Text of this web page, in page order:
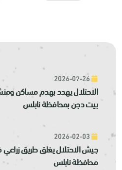
الاحتلال يهدد بهدم مساكن
بيت دجن بمحافظة نابلس
جيش الاحتلال يغلق طريق
محافظة نابلس